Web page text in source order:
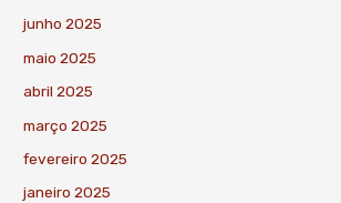
junho 2025
maio 2025
abril 2025
março 2025
fevereiro 2025
janeiro 2025